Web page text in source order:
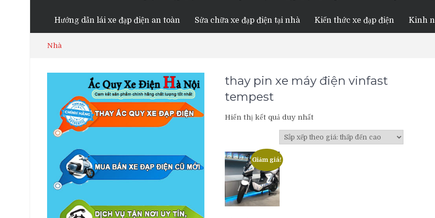
Hướng dẫn lái xe đạp điện an toàn Sửa chữa xe đạp điện tại nhà Kiến thức xe đạp điện Kinh
Nhà
thay pin xe máy điện vinfast
tempest
Hiển thị kết quả duy nhất
Giảm giá!